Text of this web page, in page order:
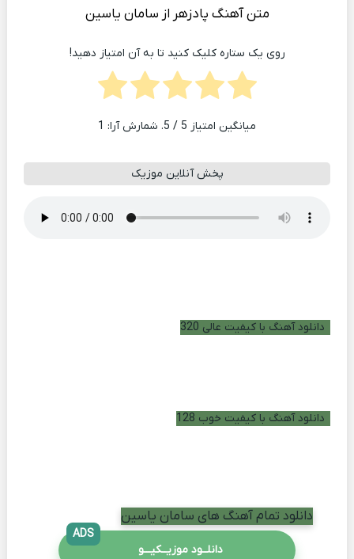
متن آهنگ پادزهر از سامان یاسین
روی یک ستاره کلیک کنید تا به آن امتیاز دهید!
میانگین امتیاز 5 / 5. شمارش آرا: 1
پخش آنلاین موزیک
دانلود آهنگ با کیفیت عالی 320
دانلود آهنگ با کیفیت خوب 128
دانلود تمام آهنگ های سامان یاسین
دانلــود موزیــکیـــو
ADS